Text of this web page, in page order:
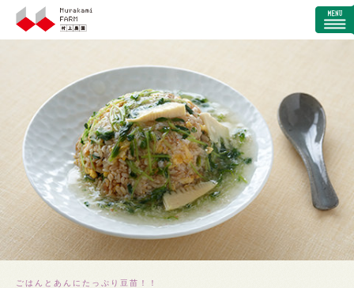
ごはんとあんにたっぷり豆苗！！